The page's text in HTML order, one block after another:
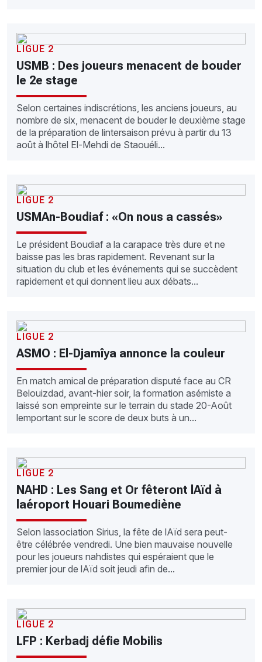
LIGUE 2
USMB : Des joueurs menacent de bouder
le 2e stage
Selon certaines indiscrétions, les anciens joueurs, au
nombre de six, menacent de bouder le deuxième stage
de la préparation de lintersaison prévu à partir du 13
août à lhôtel El-Mehdi de Staouéli...
LIGUE 2
USMAn-Boudiaf : «On nous a cassés»
Le président Boudiaf a la carapace très dure et ne
baisse pas les bras rapidement. Revenant sur la
situation du club et les événements qui se succèdent
rapidement et qui donnent lieu aux débats...
LIGUE 2
ASMO : El-Djamîya annonce la couleur
En match amical de préparation disputé face au CR
Belouizdad, avant-hier soir, la formation asémiste a
laissé son empreinte sur le terrain du stade 20-Août
lemportant sur le score de deux buts à un...
LIGUE 2
NAHD : Les Sang et Or fêteront lAïd à
laéroport Houari Boumediène
Selon lassociation Sirius, la fête de lAïd sera peut-
être célébrée vendredi. Une bien mauvaise nouvelle
pour les joueurs nahdistes qui espéraient que le
premier jour de lAïd soit jeudi afin de...
LIGUE 2
LFP : Kerbadj défie Mobilis